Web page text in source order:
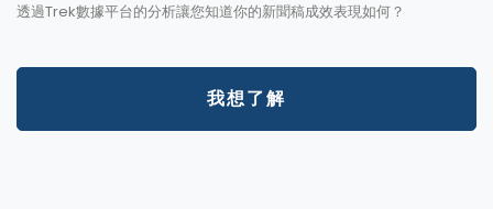
透過Trek數據平台的分析讓您知道你的新聞稿成效表現如何？
我想了解